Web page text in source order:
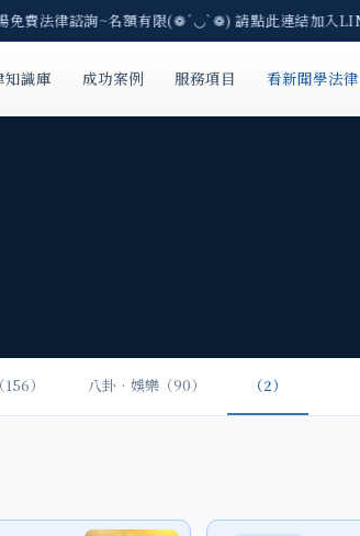
法律諮詢~名額有限(❁´◡`❁) 請點此連結加入
知識庫 成功案例 服務項目 看新聞學法律
） 八卦‧娛樂（90） （2）